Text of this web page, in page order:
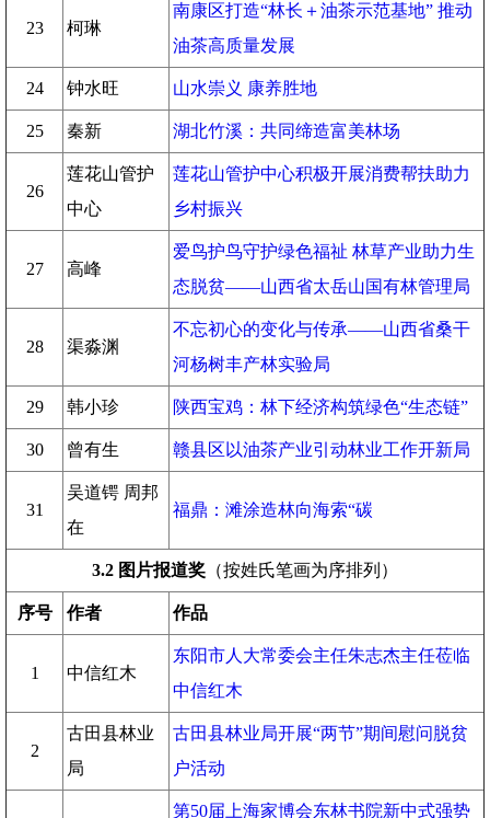
23 柯琳
南康区打造“林长＋油茶示范基地” 推动
油茶高质量发展
24 钟水旺 山水崇义 康养胜地
25 秦新 湖北竹溪：共同缔造富美林场
26
莲花山管护
中心
莲花山管护中心积极开展消费帮扶助力
乡村振兴
27 高峰
爱鸟护鸟守护绿色福祉 林草产业助力生
态脱贫——山西省太岳山国有林管理局
28 渠淼渊
不忘初心的变化与传承——山西省桑干
河杨树丰产林实验局
29 韩小珍 陕西宝鸡：林下经济构筑绿色“生态链”
30 曾有生 赣县区以油茶产业引动林业工作开新局
31
吴道锷 周邦
在
福鼎：滩涂造林向海索“碳
3.2 图片报道奖 （按姓氏笔画为序排列）
序号 作者 作品
1 中信红木
东阳市人大常委会主任朱志杰主任莅临
中信红木
2
古田县林业
局
古田县林业局开展“两节”期间慰问脱贫
户活动
第50届上海家博会东林书院新中式强势